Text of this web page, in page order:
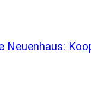
Neuenhaus: